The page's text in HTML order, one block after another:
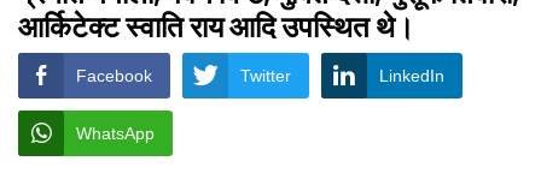
आर्किटेक्ट स्वाति राय आदि उपस्थित थे।
Facebook Twitter LinkedIn
WhatsApp